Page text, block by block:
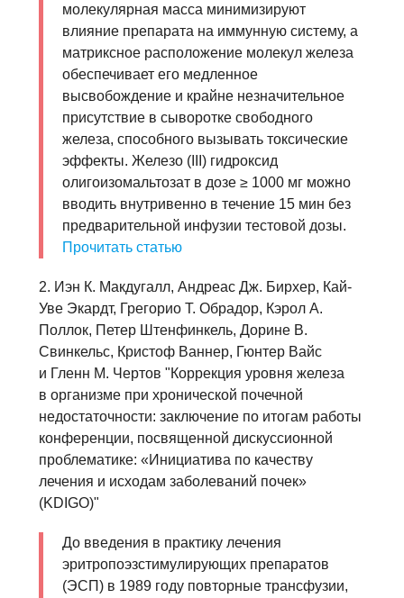
молекулярная масса минимизируют
влияние препарата на иммунную систему, а
матриксное расположение молекул железа
обеспечивает его медленное
высвобождение и крайне незначительное
присутствие в сыворотке свободного
железа, способного вызывать токсические
эффекты. Железо (III) гидроксид
олигоизомальтозат в дозе ≥ 1000 мг можно
вводить внутривенно в течение 15 мин без
предварительной инфузии тестовой дозы.
Прочитать статью
2. Иэн К. Макдугалл, Андреас Дж. Бирхер, Кай-
Уве Экардт, Грегорио T. Обрадор, Кэрол А.
Поллок, Петер Штенфинкель, Дорине В.
Свинкельс, Кристоф Ваннер, Гюнтер Вайс
и Гленн М. Чертов "Коррекция уровня железа
в организме при хронической почечной
недостаточности: заключение по итогам работы
конференции, посвященной дискуссионной
проблематике: «Инициатива по качеству
лечения и исходам заболеваний почек»
(KDIGO)"
До введения в практику лечения
эритропоэзстимулирующих препаратов
(ЭСП) в 1989 году повторные трансфузии,